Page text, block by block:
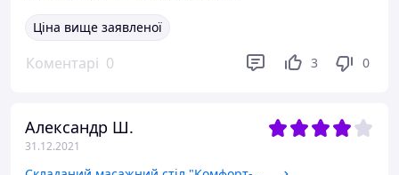
Ціна вище заявленої
Коментарі 0 3 0
Александр Ш.
31.12.2021